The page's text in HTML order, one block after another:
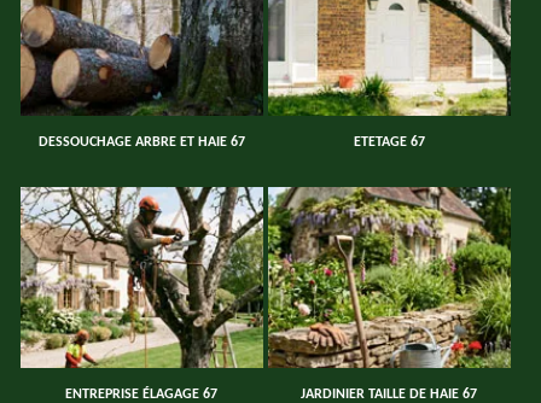
DESSOUCHAGE ARBRE ET HAIE 67 ETETAGE 67
ENTREPRISE ÉLAGAGE 67 JARDINIER TAILLE DE HAIE 67